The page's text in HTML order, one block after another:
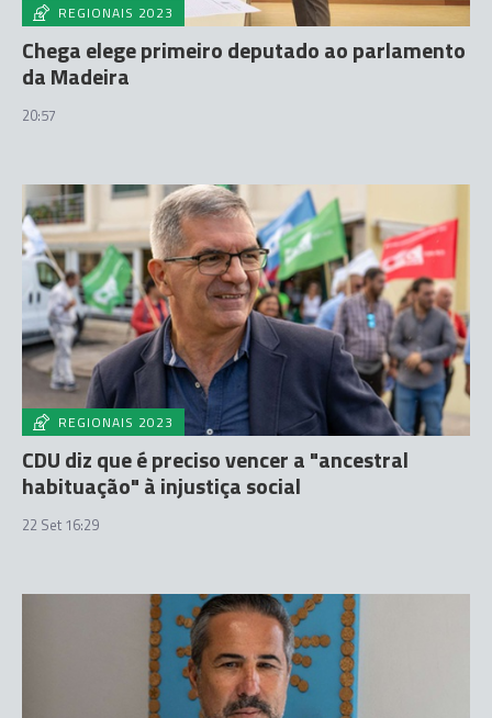
REGIONAIS 2023
Chega elege primeiro deputado ao parlamento
da Madeira
20:57
REGIONAIS 2023
CDU diz que é preciso vencer a "ancestral
habituação" à injustiça social
22 Set 16:29